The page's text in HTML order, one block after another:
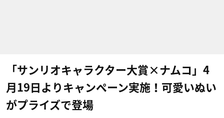
「サンリオキャラクター大賞×ナムコ」4
月19日よりキャンペーン実施！可愛いぬい
がプライズで登場